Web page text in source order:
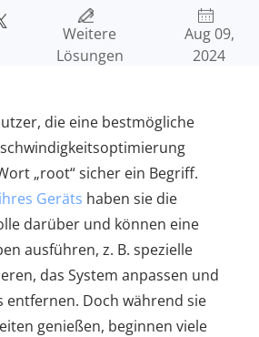
Weitere
Lösungen
Aug 09,
2024
die eine bestmögliche
„root“ sicher ein Begriff.
Geräts haben sie die
darüber und können eine
ausführen, z. B. spezielle
das System anpassen und
Doch während sie
genießen, beginnen viele